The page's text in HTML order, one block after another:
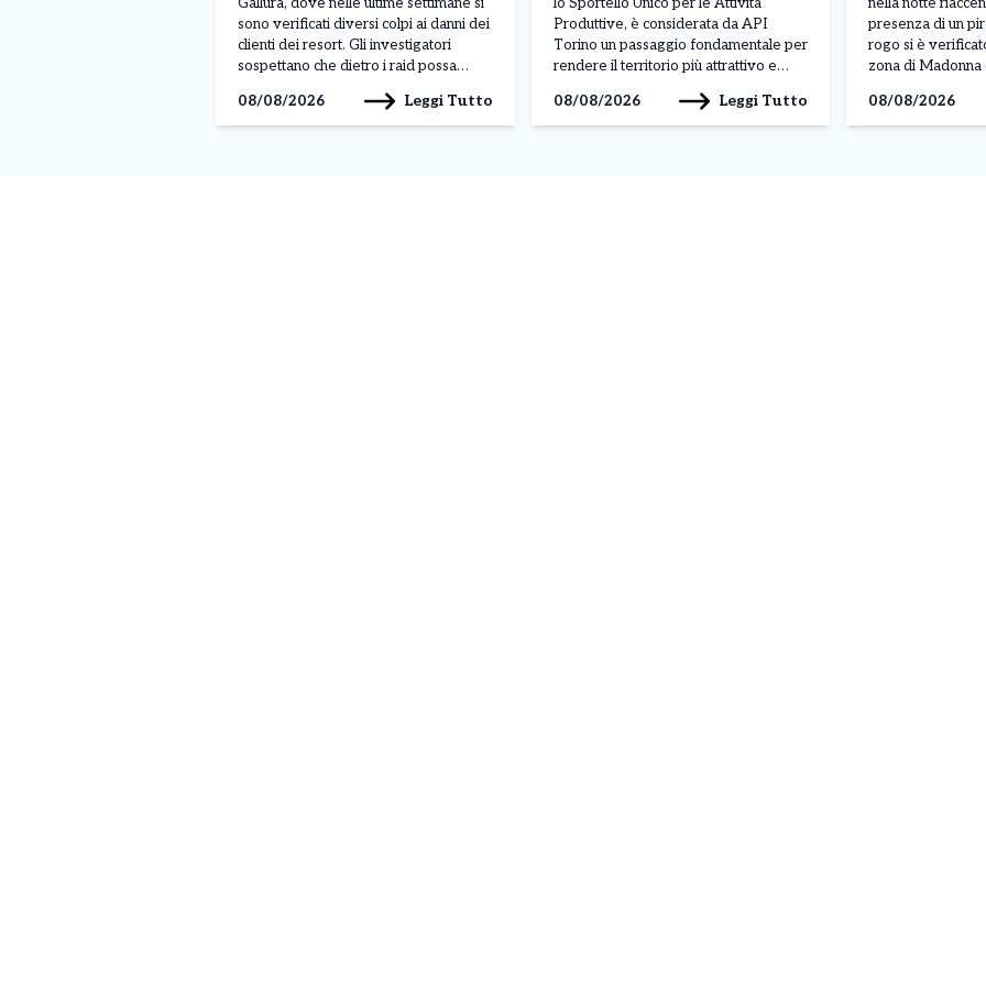
sono verificati diversi colpi ai danni dei
clienti dei resort. Gli investigatori
sospettano che dietro i raid possa
entrata in azione tra la fine di luglio e
l’inizio di agosto nelle località più
08/08/2026 Leggi Tutto
Produttive, è considerata da API
Torino un passaggio fondamentale per
rendere il territorio più attrattivo e
pubblica amministrazione. Il tema è
stato al centro di un incontro con
08/08/2026 Leggi Tutto
presenza di un
rogo si è
zona di Madonna
completamente
Il fuoco ha inoltre
nelle vicinanze,
08/08/2026